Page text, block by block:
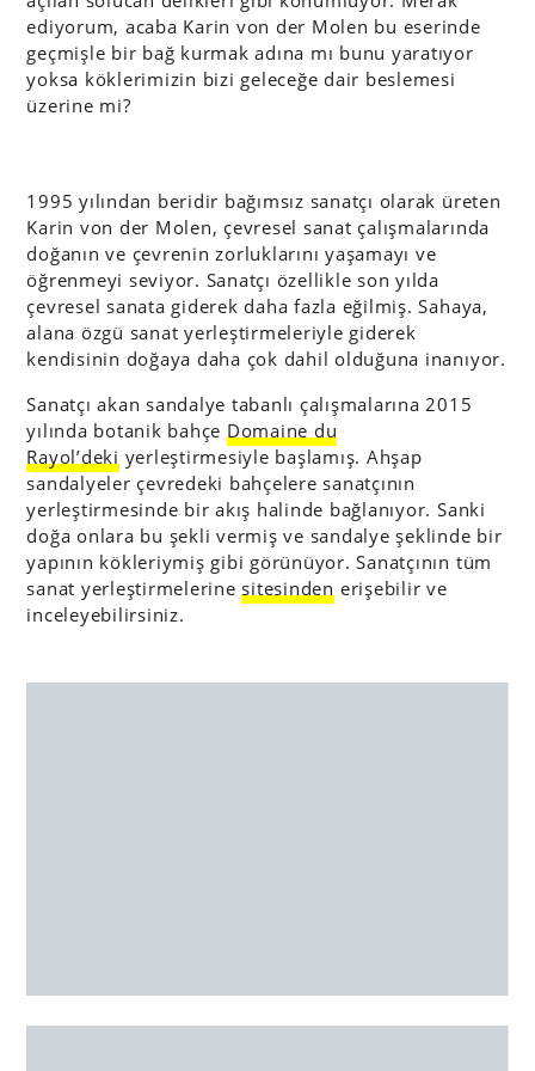
ediyorum, acaba Karin von der Molen bu eserinde
geçmişle bir bağ kurmak adına mı bunu yaratıyor
yoksa köklerimizin bizi geleceğe dair beslemesi
üzerine mi?
1995 yılından beridir bağımsız sanatçı olarak üreten
Karin von der Molen, çevresel sanat çalışmalarında
doğanın ve çevrenin zorluklarını yaşamayı ve
öğrenmeyi seviyor. Sanatçı özellikle son yılda
çevresel sanata giderek daha fazla eğilmiş. Sahaya,
alana özgü sanat yerleştirmeleriyle giderek
kendisinin doğaya daha çok dahil olduğuna inanıyor.
Sanatçı akan sandalye tabanlı çalışmalarına 2015
yılında botanik bahçe Domaine du
Rayol’deki yerleştirmesiyle başlamış. Ahşap
sandalyeler çevredeki bahçelere sanatçının
yerleştirmesinde bir akış halinde bağlanıyor. Sanki
doğa onlara bu şekli vermiş ve sandalye şeklinde bir
yapının kökleriymiş gibi görünüyor. Sanatçının tüm
sanat yerleştirmelerine sitesinden erişebilir ve
inceleyebilirsiniz.